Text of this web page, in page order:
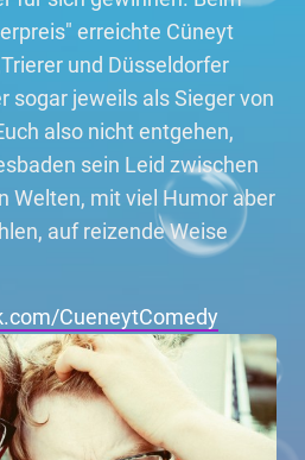
erreichte Cüneyt
und Düsseldorfer
sogar jeweils als Sieger von
also nicht entgehen,
sein Leid zwischen
Welten, mit viel Humor aber
auf reizende Weise
CueneytComedy